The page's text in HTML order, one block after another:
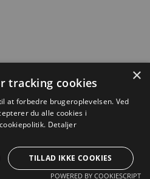
×
tracking cookies
at forbedre brugeroplevelsen. Ved
du alle cookies i
Detaljer
TILLAD IKKE COOKIES
POWERED BY COOKIESCRIPT